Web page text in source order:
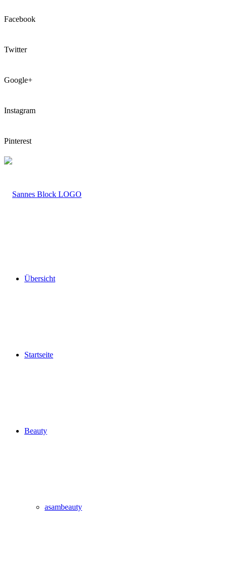
Facebook
Twitter
Google+
Instagram
Pinterest
LOGO
Übersicht
Startseite
Beauty
asambeauty